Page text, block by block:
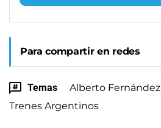
Para compartir en redes
Temas Alberto Fernández
Trenes Argentinos